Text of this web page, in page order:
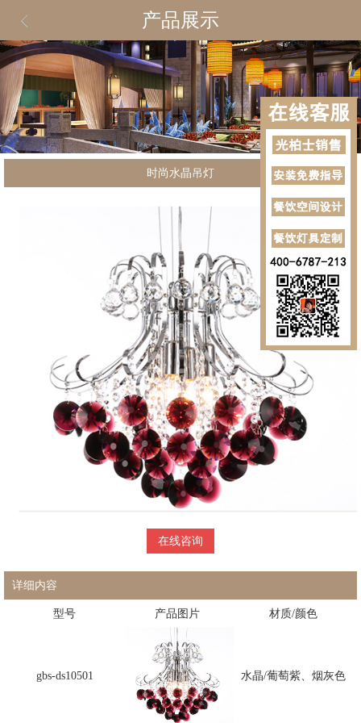
产品展示
时尚水晶吊灯
在线咨询
详细内容
型号 产品图片 材质/颜色
gbs-ds10501 水晶/葡萄紫、烟灰色